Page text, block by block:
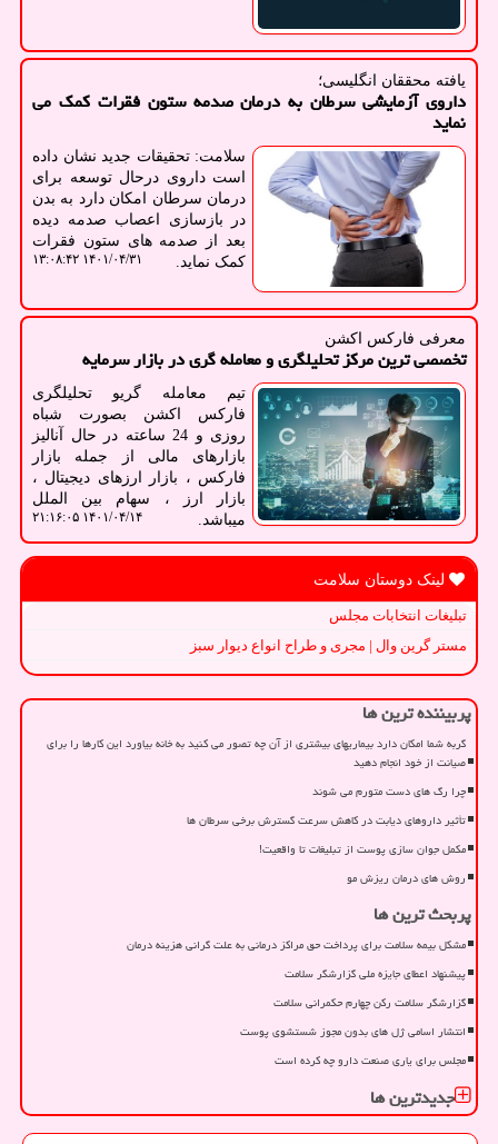
یافته محققان انگلیسی؛
داروی آزمایشی سرطان به درمان صدمه ستون فقرات کمک می
نماید
سلامت: تحقیقات جدید نشان داده
است داروی درحال توسعه برای
درمان سرطان امکان دارد به بدن
در بازسازی اعصاب صدمه دیده
بعد از صدمه های ستون فقرات
کمک نماید.
۱۴۰۱/۰۴/۳۱ ۱۳:۰۸:۴۲
معرفی فارکس اکشن
تخصصی ترین مرکز تحلیلگری و معامله گری در بازار سرمایه
تیم معامله گریو تحلیلگری
فارکس اکشن بصورت شباه
روزی و 24 ساعته در حال آنالیز
بازارهای مالی از جمله بازار
فارکس ، بازار ارزهای دیجیتال ،
بازار ارز ، سهام بین الملل
میباشد.
۱۴۰۱/۰۴/۱۴ ۲۱:۱۶:۰۵
لینک دوستان سلامت
تبلیغات انتخابات مجلس
مستر گرین وال | مجری و طراح انواع دیوار سبز
پربیننده ترین ها
گربه شما امکان دارد بیماریهای بیشتری از آن چه تصور می کنید به خانه بیاورد این کارها را برای
صیانت از خود انجام دهید
چرا رگ های دست متورم می شوند
تأثیر داروهای دیابت در کاهش سرعت گسترش برخی سرطان ها
مکمل جوان سازی پوست از تبلیغات تا واقعیت!
روش های درمان ریزش مو
پربحث ترین ها
مشکل بیمه سلامت برای پرداخت حق مراکز درمانی به علت گرانی هزینه درمان
پیشنهاد اعطای جایزه ملی گزارشگر سلامت
گزارشگر سلامت رکن چهارم حکمرانی سلامت
انتشار اسامی ژل های بدون مجوز شستشوی پوست
مجلس برای یاری صنعت دارو چه کرده است
جدیدترین ها